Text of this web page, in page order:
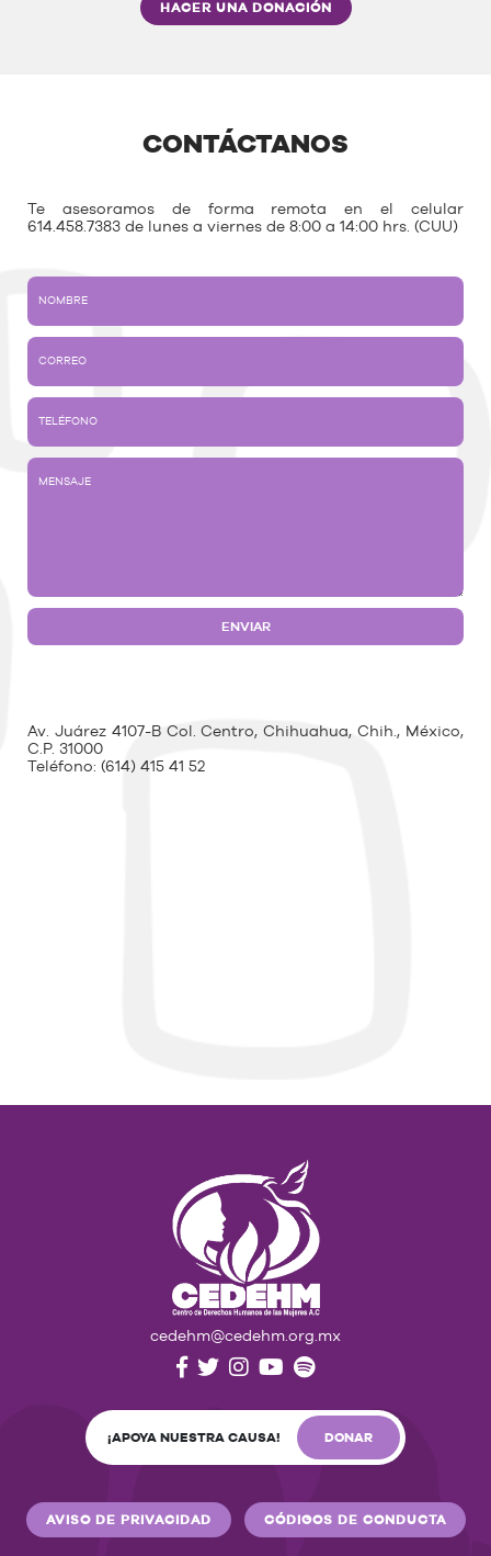
HACER UNA DONACIÓN
CONTÁCTANOS
Te asesoramos de forma remota en el celular
614.458.7383 de lunes a viernes de 8:00 a 14:00 hrs. (CUU)
Av. Juárez 4107-B Col. Centro, Chihuahua, Chih., México,
C.P. 31000
Teléfono: (614) 415 41 52
cedehm@cedehm.org.mx
¡APOYA NUESTRA CAUSA! DONAR
AVISO DE PRIVACIDAD CÓDIGOS DE CONDUCTA